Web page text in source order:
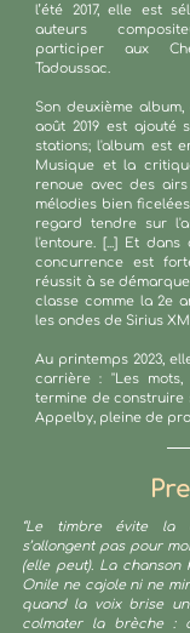
l’été 2017, elle est
auteurs
participer aux
Tadoussac.
Son deuxième
août 2019 est ajouté
stations; l'album est
Musique et la
renoue avec des
mélodies bien
regard tendre sur
l'entoure. [...] Et
concurrence est
réussit à se
classe comme la 2e
les ondes de Sirius
Au printemps 2023,
carrière : "Les
termine de construire
Appelby, pleine de
“Le timbre évite la
s’allongent pas pour
(elle peut). La
Onile ne cajole ni ne
quand la voix brise
colmater la brèche :